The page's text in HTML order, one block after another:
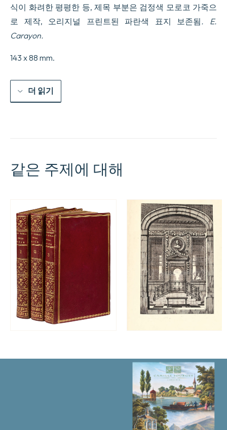
식이 화려한 평평한 등, 제목 부분은 검정색 모로코 가죽으
로 제작, 오리지널 프린트된 파란색 표지 보존됨 . E.
Carayon.
143 x 88 mm.
더 읽기
같은 주제에 대해